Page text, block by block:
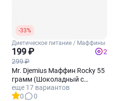
-33%
Диетическое питание / Маффины
199 ₽
299 ₽
2
Mr. Djemius Маффин Rocky 55
грамм (Шоколадный с
фундуком с начинкой
Молочный шоколад)
еще 17 вариантов
0
0